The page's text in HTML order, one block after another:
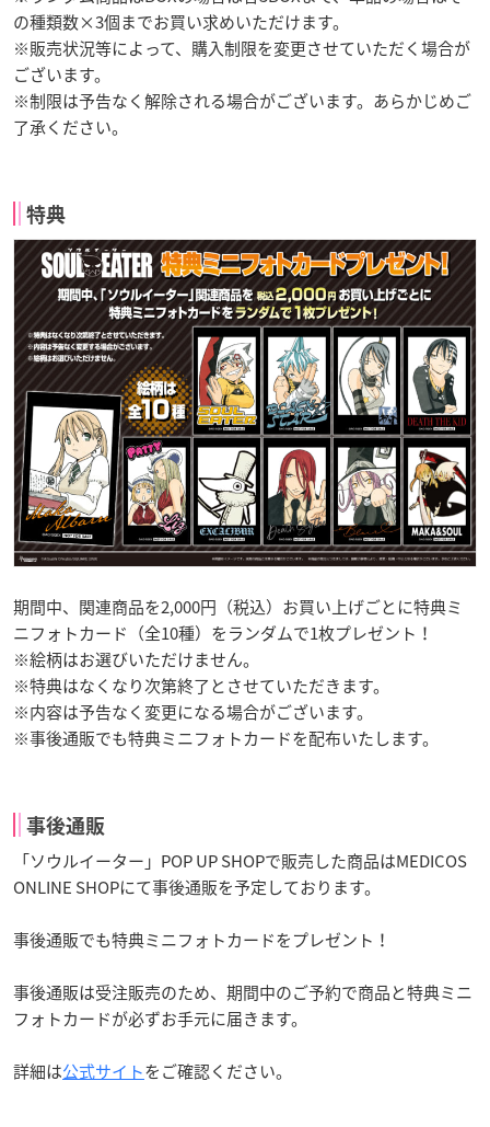
の種類数×3個までお買い求めいただけます。
※販売状況等によって、購入制限を変更させていただく場合が
ございます。
※制限は予告なく解除される場合がございます。あらかじめご
了承ください。
特典
期間中、関連商品を2,000円（税込）お買い上げごとに特典ミ
ニフォトカード（全10種）をランダムで1枚プレゼント！
※絵柄はお選びいただけません。
※特典はなくなり次第終了とさせていただきます。
※内容は予告なく変更になる場合がございます。
※事後通販でも特典ミニフォトカードを配布いたします。
事後通販
「ソウルイーター」POP UP SHOPで販売した商品はMEDICOS
ONLINE SHOPにて事後通販を予定しております。
事後通販でも特典ミニフォトカードをプレゼント！
事後通販は受注販売のため、期間中のご予約で商品と特典ミニ
フォトカードが必ずお手元に届きます。
詳細は公式サイトをご確認ください。